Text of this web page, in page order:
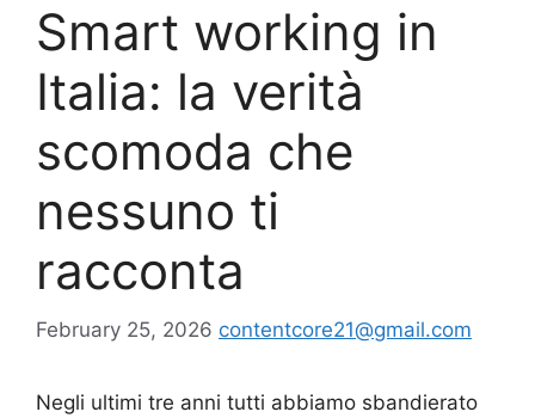
Smart working in
Italia: la verità
scomoda che
nessuno ti
racconta
February 25, 2026 contentcore21@gmail.com
Negli ultimi tre anni tutti abbiamo sbandierato